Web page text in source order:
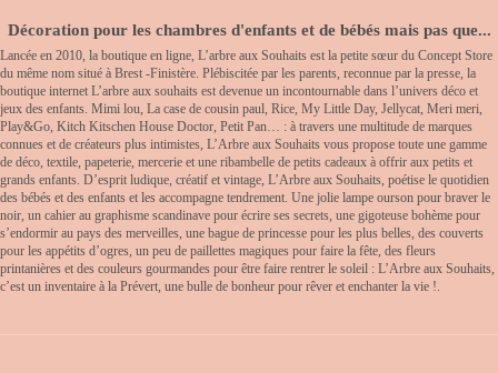
Décoration pour les chambres d'enfants et de bébés mais pas que...
Lancée en 2010, la boutique en ligne, L’arbre aux Souhaits est la petite sœur du Concept Store
du même nom situé à Brest -Finistère. Plébiscitée par les parents, reconnue par la presse, la
boutique internet L’arbre aux souhaits est devenue un incontournable dans l’univers déco et
jeux des enfants. Mimi lou, La case de cousin paul, Rice, My Little Day, Jellycat, Meri meri,
Play&Go, Kitch Kitschen House Doctor, Petit Pan… : à travers une multitude de marques
connues et de créateurs plus intimistes, L’Arbre aux Souhaits vous propose toute une gamme
de déco, textile, papeterie, mercerie et une ribambelle de petits cadeaux à offrir aux petits et
grands enfants. D’esprit ludique, créatif et vintage, L’Arbre aux Souhaits, poétise le quotidien
des bébés et des enfants et les accompagne tendrement. Une jolie lampe ourson pour braver le
noir, un cahier au graphisme scandinave pour écrire ses secrets, une gigoteuse bohème pour
s’endormir au pays des merveilles, une bague de princesse pour les plus belles, des couverts
pour les appétits d’ogres, un peu de paillettes magiques pour faire la fête, des fleurs
printanières et des couleurs gourmandes pour être faire rentrer le soleil : L’Arbre aux Souhaits,
c’est un inventaire à la Prévert, une bulle de bonheur pour rêver et enchanter la vie !.